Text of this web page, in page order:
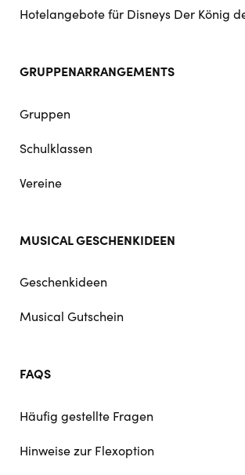
Hotelangebote für Disneys Der König
GRUPPENARRANGEMENTS
Gruppen
Schulklassen
Vereine
MUSICAL GESCHENKIDEEN
Geschenkideen
Musical Gutschein
FAQS
Häufig gestellte Fragen
Hinweise zur Flexoption